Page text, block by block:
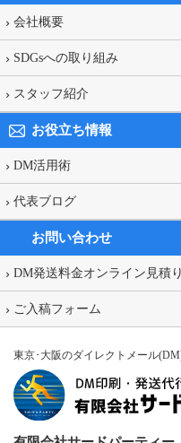
会社概要
SDGsへの取り組み
スタッフ紹介
お役立ち情報
DM活用術
代表ブログ
お問い合わせ
DM発送料金オンライン見積り
ご入稿フォーム
東京･大阪のダイレクトメール